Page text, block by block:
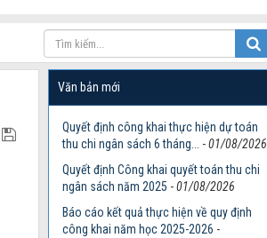
Văn bản mới
Quyết định công khai thực hiện dự toán
thu chi ngân sách 6 tháng...
-01/08/2026
Quyết định Công khai quyết toán thu chi
ngân sách năm 2025 -01/08/2026
Báo cáo kết quả thực hiện về quy định
công khai năm học 2025-2026 -